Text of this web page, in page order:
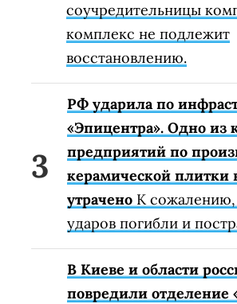
соучредительницы
комплекс не подлежит
восстановлению.
РФ ударила по
«Эпицентра». Одно из
предприятий по
керамической плитки
утрачено К сожалению,
ударов погибли и
В Киеве и области
повредили отделение